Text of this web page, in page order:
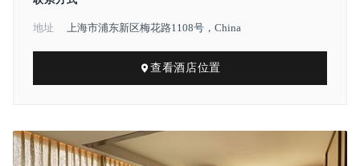
地址 上海市浦东新区梅花路1108号，China
查看酒店位置